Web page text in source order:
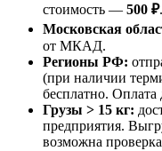
стоимость — 500 ₽.
Московская
от МКАД.
Регионы РФ:
(при наличии
бесплатно. Оплата
Грузы > 15 кг:
предприятия.
возможна